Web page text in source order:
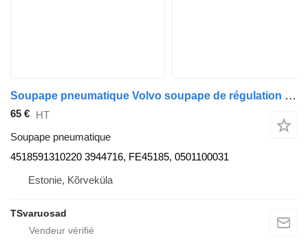
Soupape pneumatique Volvo soupape de régulation de pression d'air 4518591310220 pour tracteur routier Volvo FH12 4x2
65 € HT
Soupape pneumatique
4518591310220 3944716, FE45185, 0501100031
Estonie, Kõrveküla
TSvaruosad